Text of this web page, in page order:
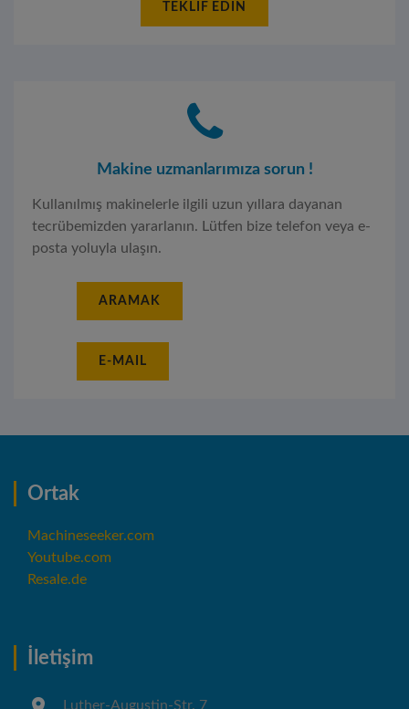
TEKLIF EDIN
Makine uzmanlarımıza sorun !
Kullanılmış makinelerle ilgili uzun yıllara dayanan
tecrübemizden yararlanın. Lütfen bize telefon veya e-
posta yoluyla ulaşın.
ARAMAK
E-MAIL
Ortak
Machineseeker.com
Youtube.com
Resale.de
İletişim
Luther-Augustin-Str. 7